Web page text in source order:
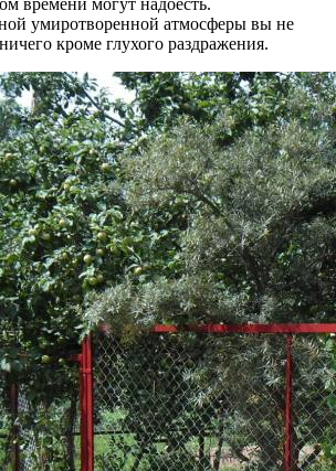
времени могут надоесть.
умиротворенной атмосферы вы не
кроме глухого раздражения.